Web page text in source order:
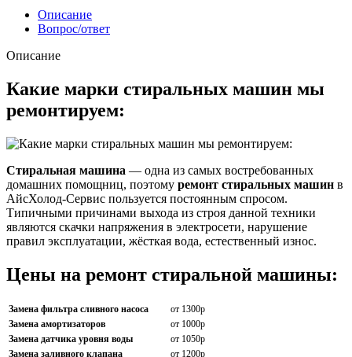
Описание
Вопрос/ответ
Описание
Какие марки стиральных машин мы
ремонтируем:
Стиральная машина — одна из самых востребованных
домашних помощниц, поэтому ремонт стиральных машин в
АйсХолод-Сервис пользуется постоянным спросом.
Типичными причинами выхода из строя данной техники
являются скачки напряжения в электросети, нарушение
правил эксплуатации, жёсткая вода, естественный износ.
Цены на ремонт стиральной машины:
Замена фильтра сливного насоса
от 1300р
Замена амортизаторов
от 1000р
Замена датчика уровня воды
от 1050р
Замена заливного клапана
от 1200р